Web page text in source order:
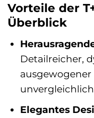
Vorteile der
Überblick
Detailreicher,
Elegantes